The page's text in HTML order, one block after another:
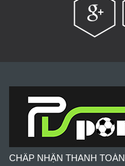
CHẤP NHẬN THANH TOÁN